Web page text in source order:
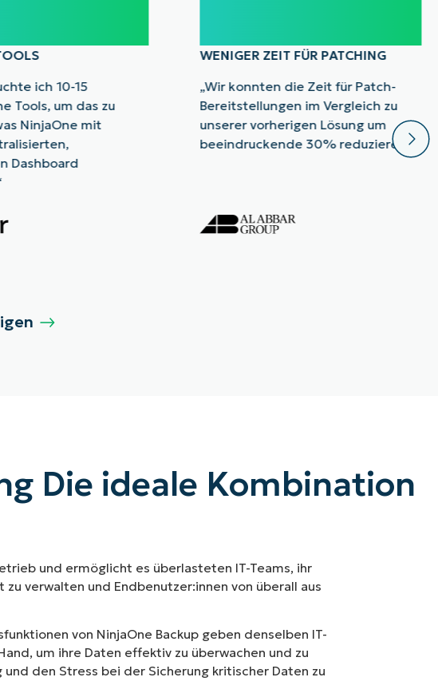
ich 10-15
Tools, um das zu
NinjaOne mit
Dashboard
WENIGER ZEIT FÜR PATCHING
„Wir konnten die Zeit für Patch-
Bereitstellungen im Vergleich zu
unserer vorherigen Lösung um
beeindruckende 30% reduzieren.“
Die ideale Kombination
und ermöglicht es überlasteten IT-Teams, ihr
verwalten und Endbenutzer:innen von überall aus
von NinjaOne Backup geben denselben IT-
um ihre Daten effektiv zu überwachen und zu
den Stress bei der Sicherung kritischer Daten zu